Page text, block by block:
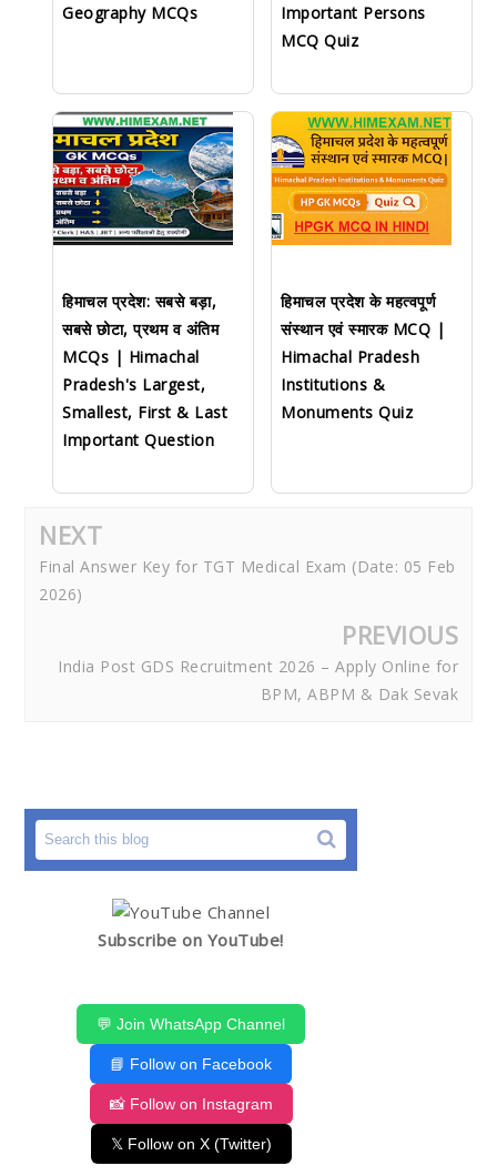
Geography MCQs
Important Persons
MCQ Quiz
हिमाचल प्रदेश: सबसे बड़ा,
सबसे छोटा, प्रथम व अंतिम
MCQs | Himachal
Pradesh's Largest,
Smallest, First & Last
Important Question
हिमाचल प्रदेश के महत्वपूर्ण
संस्थान एवं स्मारक MCQ |
Himachal Pradesh
Institutions &
Monuments Quiz
NEXT
Final Answer Key for TGT Medical Exam (Date: 05 Feb
2026)
PREVIOUS
India Post GDS Recruitment 2026 – Apply Online for
BPM, ABPM & Dak Sevak
Subscribe on YouTube!
💬 Join WhatsApp Channel
📘 Follow on Facebook
📸 Follow on Instagram
𝕏 Follow on X (Twitter)